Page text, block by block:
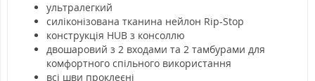
ультралегкий
силіконізована тканина нейлон Rip-Stop
конструкція HUB з консоллю
двошаровий з 2 входами та 2 тамбурами для
комфортного спільного використання
всі шви проклеєні